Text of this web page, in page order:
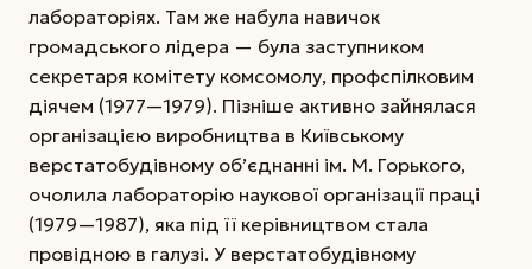
лабораторіях. Там же набула навичок
громадського лідера — була заступником
секретаря комітету комсомолу, профспілковим
діячем (1977—1979). Пізніше активно зайнялася
організацією виробництва в Київському
верстатобудівному об’єднанні ім. М. Горького,
очолила лабораторію наукової організації праці
(1979—1987), яка під її керівництвом стала
провідною в галузі. У верстатобудівному